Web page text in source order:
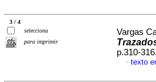
3 / 4
selecciona
para imprimir
Vargas
p.310-
· texto